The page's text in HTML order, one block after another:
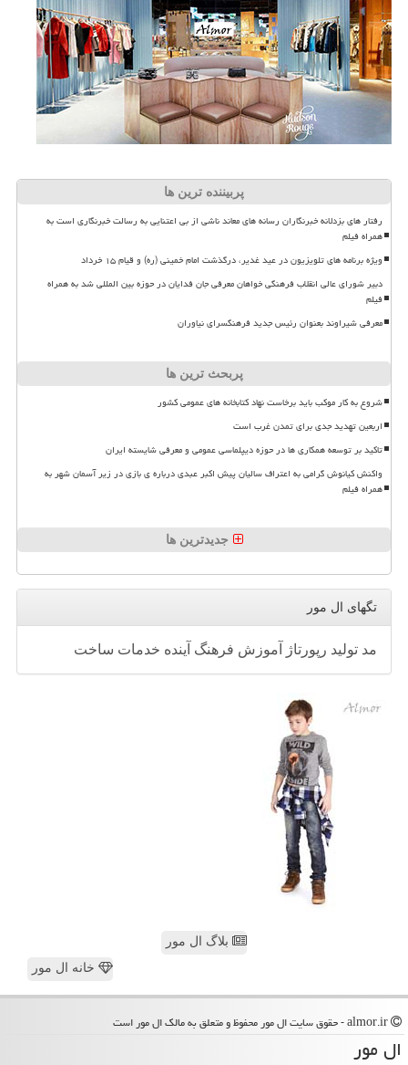
پربیننده ترین ها
رفتار های بزدلانه خبرنگاران رسانه های معاند ناشی از بی اعتنایی به رسالت خبرنگاری است به
همراه فیلم
ویژه برنامه های تلویزیون در عید غدیر، درگذشت امام خمینی (ره) و قیام ۱۵ خرداد
دبیر شورای عالی انقلاب فرهنگی خواهان معرفی جان فدایان در حوزه بین المللی شد به همراه
فیلم
معرفی شیراوند بعنوان رئیس جدید فرهنگسرای نیاوران
پربحث ترین ها
شروع به کار موکب باید برخاست نهاد کتابخانه های عمومی کشور
اربعین تهدید جدی برای تمدن غرب است
تاکید بر توسعه همکاری ها در حوزه دیپلماسی عمومی و معرفی شایسته ایران
واکنش کیانوش گرامی به اعتراف سالیان پیش اکبر عبدی درباره ی بازی در زیر آسمان شهر به
همراه فیلم
جدیدترین ها
تگهای ال مور
مد تولید رپورتاژ آموزش فرهنگ آینده خدمات ساخت
بلاگ ال مور
خانه ال مور
ال مور